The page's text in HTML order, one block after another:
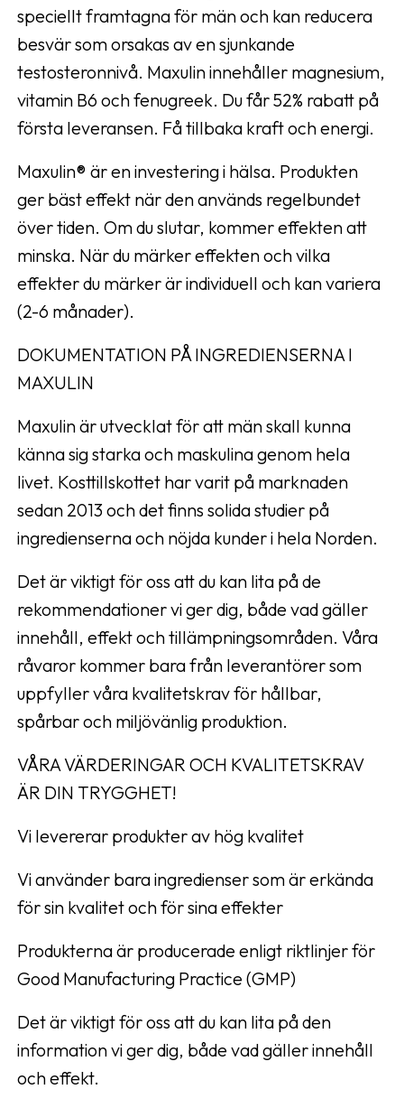
speciellt framtagna för män och kan reducera
besvär som orsakas av en sjunkande
testosteronnivå. Maxulin innehåller magnesium,
vitamin B6 och fenugreek. Du får 52% rabatt på
första leveransen. Få tillbaka kraft och energi.
Maxulin® är en investering i hälsa. Produkten
ger bäst effekt när den används regelbundet
över tiden. Om du slutar, kommer effekten att
minska. När du märker effekten och vilka
effekter du märker är individuell och kan variera
(2-6 månader).
DOKUMENTATION PÅ INGREDIENSERNA I
MAXULIN
Maxulin är utvecklat för att män skall kunna
känna sig starka och maskulina genom hela
livet. Kosttillskottet har varit på marknaden
sedan 2013 och det finns solida studier på
ingredienserna och nöjda kunder i hela Norden.
Det är viktigt för oss att du kan lita på de
rekommendationer vi ger dig, både vad gäller
innehåll, effekt och tillämpningsområden. Våra
råvaror kommer bara från leverantörer som
uppfyller våra kvalitetskrav för hållbar,
spårbar och miljövänlig produktion.
VÅRA VÄRDERINGAR OCH KVALITETSKRAV
ÄR DIN TRYGGHET!
Vi levererar produkter av hög kvalitet
Vi använder bara ingredienser som är erkända
för sin kvalitet och för sina effekter
Produkterna är producerade enligt riktlinjer för
Good Manufacturing Practice (GMP)
Det är viktigt för oss att du kan lita på den
information vi ger dig, både vad gäller innehåll
och effekt.